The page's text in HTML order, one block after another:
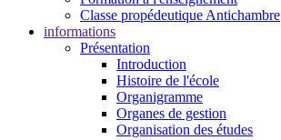
Classe propédeutique Antichambre
informations
Présentation
Introduction
Histoire de l'école
Organigramme
Organes de gestion
Organisation des études